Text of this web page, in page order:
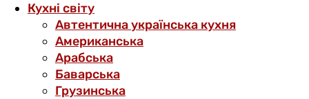
Кухні світу
Автентична українська кухня
Американська
Арабська
Баварська
Грузинська